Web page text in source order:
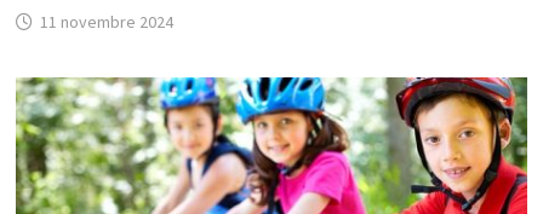
11 novembre 2024